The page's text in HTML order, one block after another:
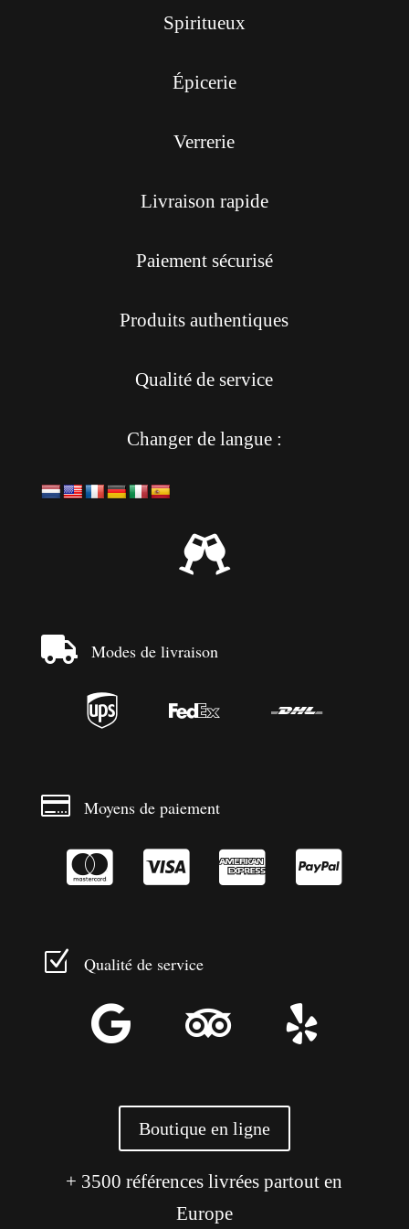
Spiritueux
Épicerie
Verrerie
Livraison rapide
Paiement sécurisé
Produits authentiques
Qualité de service
Changer de langue :

 Modes de livraison
  
 Moyens de paiement
   
Z Qualité de service
  
Boutique en ligne
+ 3500 références livrées partout en
Europe